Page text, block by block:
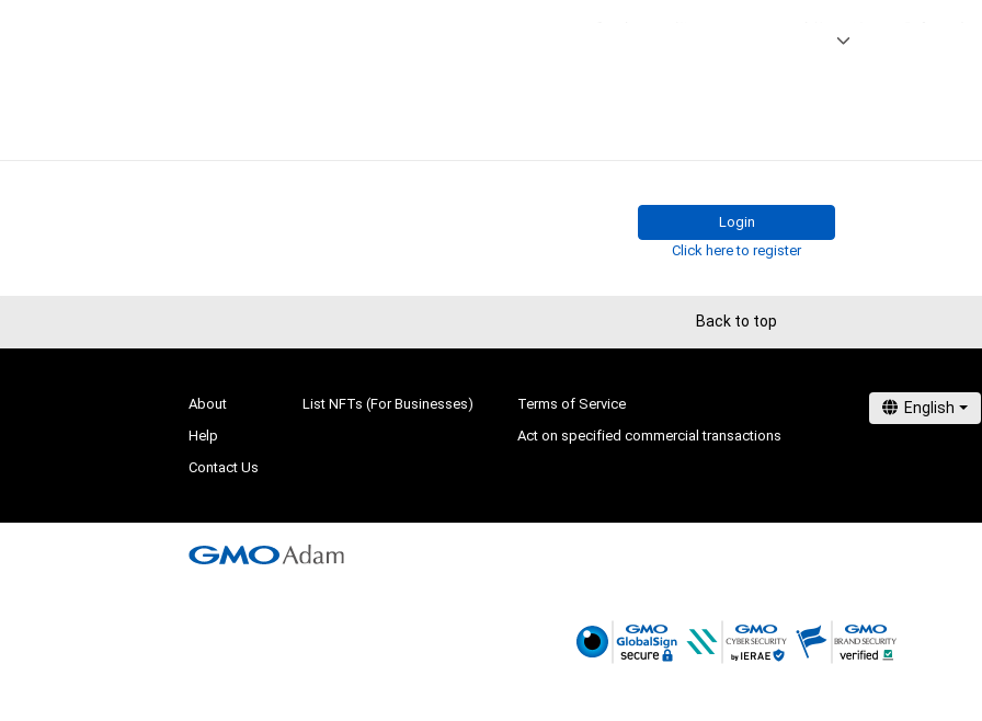
を受けている者からの事前の同意なしに、上記の「本アイ
(改変、公開、配布、逆コンパイル、リバースエンジニアリ
そのパフォーマンスや特技をNFT化して視聴者の皆さん
TBSテレビおよび番組は、NFTの出品に関わる手続き・権
Login
Click here to register
Back to top
About
Help
Contact Us
List NFTs (For Businesses)
Terms of Service
Act on specified commercial transactions